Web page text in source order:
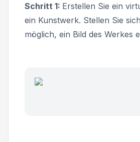
Schritt 1: Erstellen Sie ein
ein Kunstwerk. Stellen Sie
möglich, ein Bild des Werkes